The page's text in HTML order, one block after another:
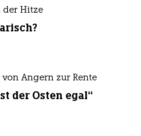
der Hitze
Angern zur Rente
der Osten egal“